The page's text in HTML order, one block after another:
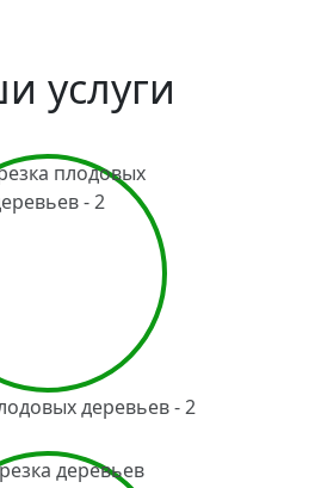
услуги
деревьев - 2